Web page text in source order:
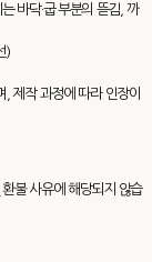
바닥·굽 부분의 뜯김, 까
)
, 제작 과정에 따라 인장이
불 사유에 해당되지 않습